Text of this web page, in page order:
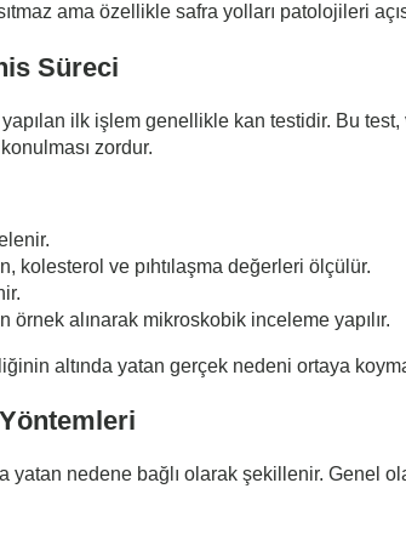
ama özellikle safra yolları patolojileri
Süreci
ilk işlem genellikle kan testidir. Bu
zordur.
kolesterol ve pıhtılaşma değerleri ölçülür.
alınarak mikroskobik inceleme yapılır.
altında yatan gerçek nedeni ortaya
yatan nedene bağlı olarak şekillenir.